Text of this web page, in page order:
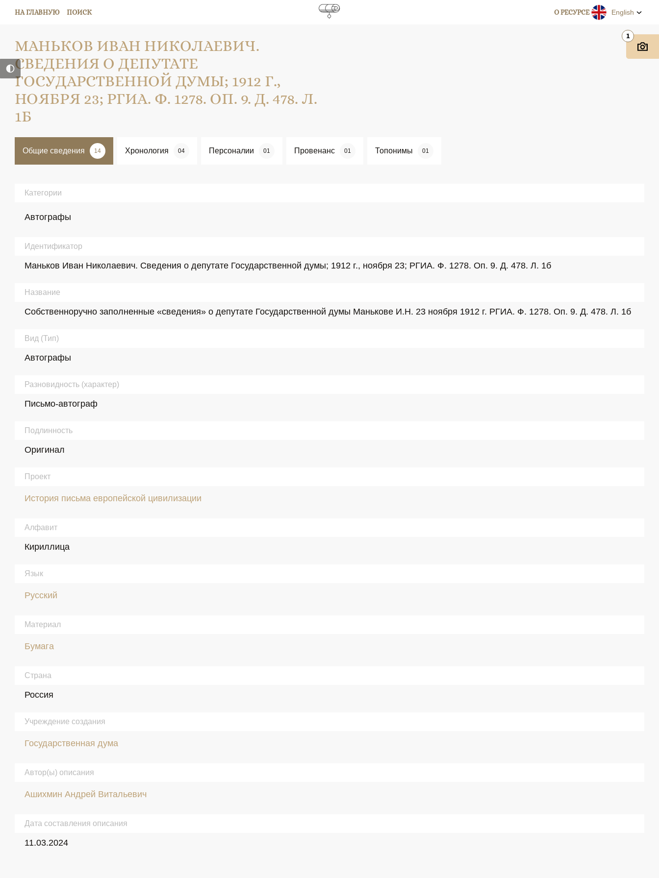
НА ГЛАВНУЮ ПОИСК О РЕСУРСЕ English
МАНЬКОВ ИВАН НИКОЛАЕВИЧ.
СВЕДЕНИЯ О ДЕПУТАТЕ
ГОСУДАРСТВЕННОЙ ДУМЫ; 1912 Г.,
НОЯБРЯ 23; РГИА. Ф. 1278. ОП. 9. Д. 478. Л.
1Б
Общие сведения 14 Хронология 04 Персоналии 01 Провенанс 01 Топонимы 01
Категории
Автографы
Идентификатор
Маньков Иван Николаевич. Сведения о депутате Государственной думы; 1912 г., ноября 23; РГИА. Ф. 1278. Оп. 9. Д. 478. Л. 1б
Название
Собственноручно заполненные «сведения» о депутате Государственной думы Манькове И.Н. 23 ноября 1912 г. РГИА. Ф. 1278. Оп. 9. Д. 478. Л. 1б
Вид (Тип)
Автографы
Разновидность (характер)
Письмо-автограф
Подлинность
Оригинал
Проект
История письма европейской цивилизации
Алфавит
Кириллица
Язык
Русский
Материал
Бумага
Страна
Россия
Учреждение создания
Государственная дума
Автор(ы) описания
Ашихмин Андрей Витальевич
Дата составления описания
11.03.2024
1